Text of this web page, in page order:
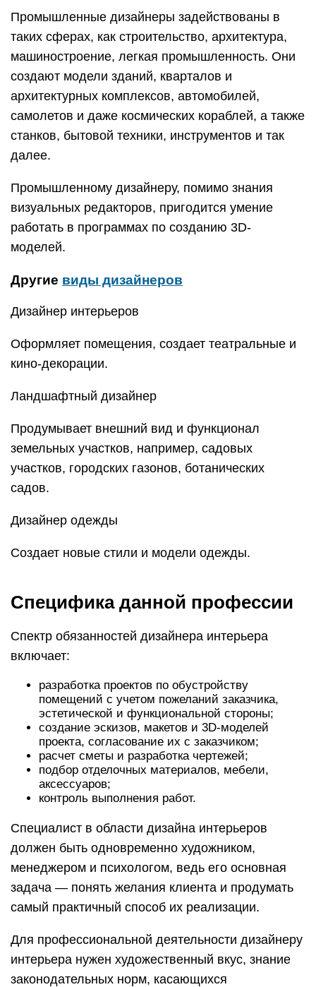
Промышленные дизайнеры задействованы в
таких сферах, как строительство, архитектура,
машиностроение, легкая промышленность. Они
создают модели зданий, кварталов и
архитектурных комплексов, автомобилей,
самолетов и даже космических кораблей, а также
станков, бытовой техники, инструментов и так
далее.
Промышленному дизайнеру, помимо знания
визуальных редакторов, пригодится умение
работать в программах по созданию 3D-
моделей.
Другие виды дизайнеров
Дизайнер интерьеров
Оформляет помещения, создает театральные и
кино-декорации.
Ландшафтный дизайнер
Продумывает внешний вид и функционал
земельных участков, например, садовых
участков, городских газонов, ботанических
садов.
Дизайнер одежды
Создает новые стили и модели одежды.
Специфика данной профессии
Спектр обязанностей дизайнера интерьера
включает:
разработка проектов по обустройству
помещений с учетом пожеланий заказчика,
эстетической и функциональной стороны;
создание эскизов, макетов и 3D-моделей
проекта, согласование их с заказчиком;
расчет сметы и разработка чертежей;
подбор отделочных материалов, мебели,
аксессуаров;
контроль выполнения работ.
Специалист в области дизайна интерьеров
должен быть одновременно художником,
менеджером и психологом, ведь его основная
задача — понять желания клиента и продумать
самый практичный способ их реализации.
Для профессиональной деятельности дизайнеру
интерьера нужен художественный вкус, знание
законодательных норм, касающихся